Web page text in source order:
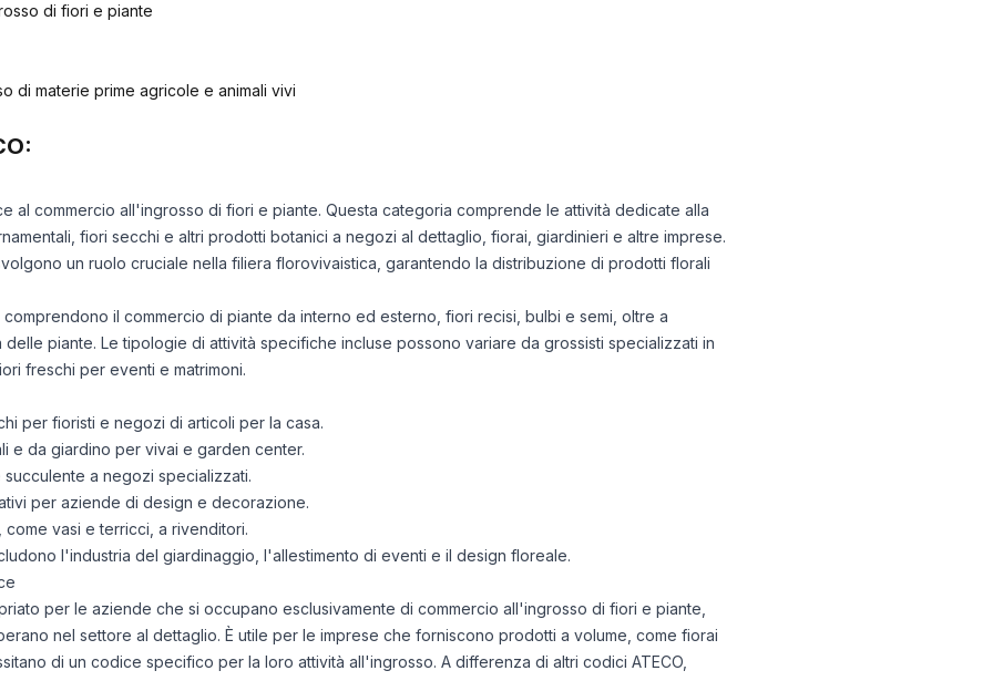
di fiori e piante
di materie prime agricole e animali vivi
al commercio all'ingrosso di fiori e piante. Questa categoria comprende le attività dedicate alla
fiori secchi e altri prodotti botanici a negozi al dettaglio, fiorai, giardinieri e altre imprese.
un ruolo cruciale nella filiera florovivaistica, garantendo la distribuzione di prodotti florali
il commercio di piante da interno ed esterno, fiori recisi, bulbi e semi, oltre a
piante. Le tipologie di attività specifiche incluse possono variare da grossisti specializzati in
freschi per eventi e matrimoni.
per fioristi e negozi di articoli per la casa.
e da giardino per vivai e garden center.
a negozi specializzati.
per aziende di design e decorazione.
vasi e terricci, a rivenditori.
l'industria del giardinaggio, l'allestimento di eventi e il design floreale.
per le aziende che si occupano esclusivamente di commercio all'ingrosso di fiori e piante,
nel settore al dettaglio. È utile per le imprese che forniscono prodotti a volume, come fiorai
di un codice specifico per la loro attività all'ingrosso. A differenza di altri codici ATECO,